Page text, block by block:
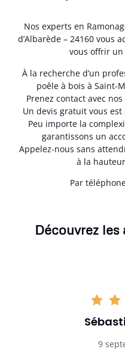
Nos experts en
d’Albarède – 24160 vous
vous offrir
À la recherche d’un
poêle à bois à Saint-
Prenez contact avec
Un devis gratuit vous
Peu importe la
garantissons un
Appelez-nous sans
à la
Par
Découvrez
9